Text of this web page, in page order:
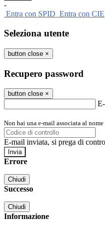
-
Entra con SPID Entra con CIE
Seleziona utente
button close ×
Recupero password
button close ×
Non hai una e-mail associata al
E-mail inviata, si prega di
Errore
Chiudi
Successo
Chiudi
Informazione